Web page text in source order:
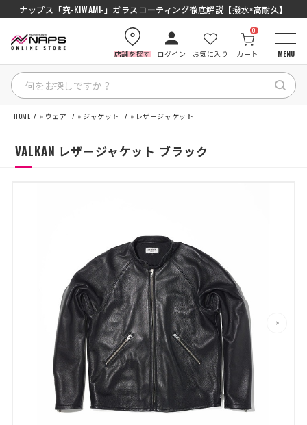
ナップス「究-KIWAMI-」ガラスコーティング徹底解説【撥水×高耐久】
SENA J30/J10を徹底比較｜コスパ最強インカムはどっち？初心者にもおすす
店舗を探す ログイン お気に入り カート
0
MENU
ナップスメンバーズ
店舗を探す
コーポレートサイト
採用情報
特定商取引法に基づく表記
古物営業法に基づく表示/保険勧誘
方針
商品レビュー利用規約
HOME » ウェア » ジャケット » レザージャケット
VALKAN レザージャケット ブラック
>